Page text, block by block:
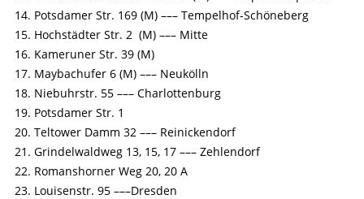
Potsdamer Str. 169 (M) ––– Tempelhof-Schöneberg
Hochstädter Str. 2 (M) ––– Mitte
Kameruner Str. 39 (M)
Maybachufer 6 (M) ––– Neukölln
Niebuhrstr. 55 ––– Charlottenburg
Potsdamer Str. 1
Teltower Damm 32 ––– Reinickendorf
Grindelwaldweg 13, 15, 17 ––– Zehlendorf
Romanshorner Weg 20, 20 A
Louisenstr. 95 –––Dresden